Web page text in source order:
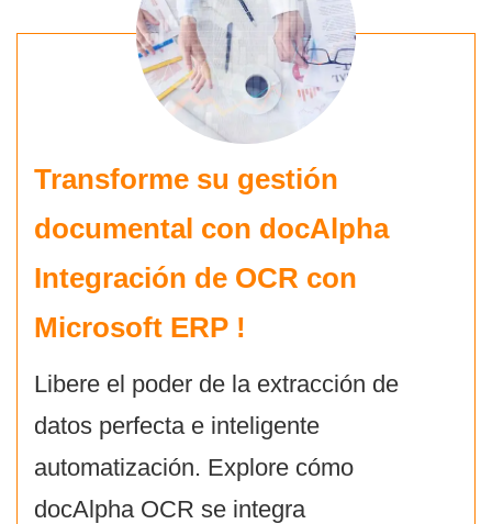
Transforme su gestión
documental con docAlpha
Integración de OCR con
Microsoft ERP !
Libere el poder de la extracción de
datos perfecta e inteligente
automatización. Explore cómo
docAlpha OCR se integra